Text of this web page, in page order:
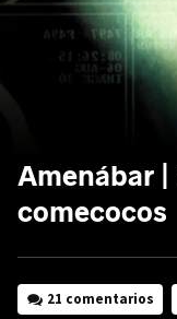
Amenábar
comecocos
21 comentarios